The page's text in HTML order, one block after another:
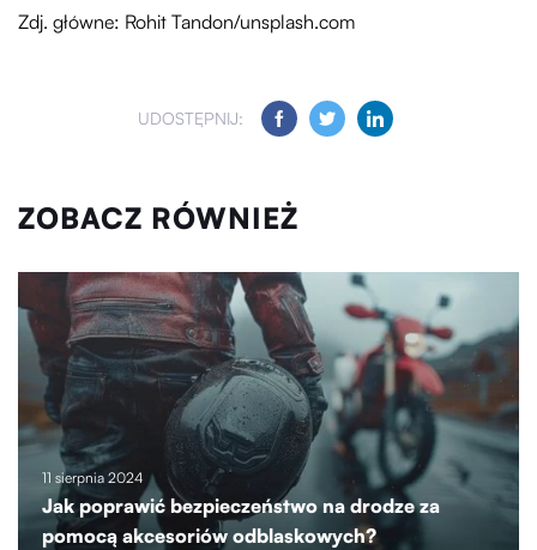
Zdj. główne: Rohit Tandon/unsplash.com
UDOSTĘPNIJ:
ZOBACZ RÓWNIEŻ
11 sierpnia 2024
Jak poprawić bezpieczeństwo na drodze za
pomocą akcesoriów odblaskowych?